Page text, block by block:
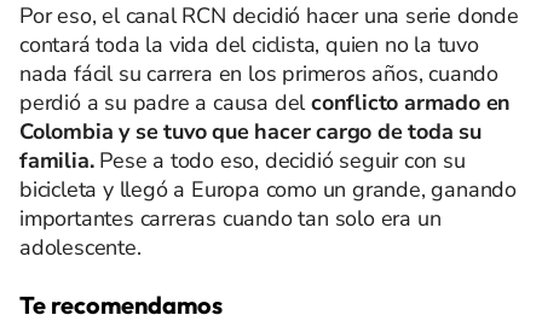
Por eso, el canal RCN decidió hacer una serie donde
contará toda la vida del ciclista, quien no la tuvo
nada fácil su carrera en los primeros años, cuando
perdió a su padre a causa delconflicto armado en
Colombia y se tuvo que hacer cargo de toda su
familia. Pese a todo eso, decidió seguir con su
bicicleta y llegó a Europa como un grande, ganando
importantes carreras cuando tan solo era un
adolescente.
Te recomendamos